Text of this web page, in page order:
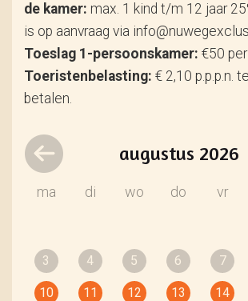
de kamer: max. 1 kind t/m 12 jaar
is op aanvraag via
Toeslag 1-persoonskamer: €50
Toeristenbelasting: € 2,10 p.p.p.n.
betalen.
augustus 2026
ma di wo do vr
3 4 5 6 7
10 11 12 13 14